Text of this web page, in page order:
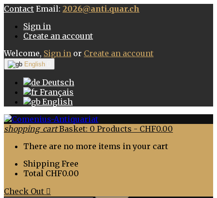
Contact Email: 2026@anti.quar.ch
Sign in
Create an account
Welcome, Sign in or Create an account
English
Deutsch
Français
English
shopping_cart Basket: 0 Products - CHF0.00
There are no more items in your cart
Shipping Free
Total CHF0.00
Check Out 